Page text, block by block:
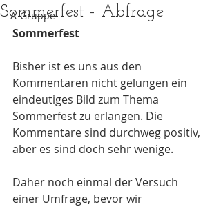
A-Gruppe
Sommerfest - Abfrage
Sommerfest
Bisher ist es uns aus den
Kommentaren nicht gelungen ein
eindeutiges Bild zum Thema
Sommerfest zu erlangen. Die
Kommentare sind durchweg positiv,
aber es sind doch sehr wenige.
Daher noch einmal der Versuch
einer Umfrage, bevor wir